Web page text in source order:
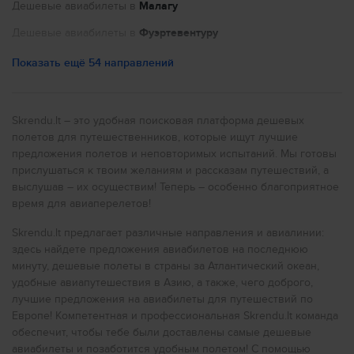
составляет 17.23млн. человек. Страна занимает площадь
2
, плотность населения на один
квадратный километр составляет 414.9. Прибыв в
нидерландский языке.
В стране находятся следующие аэропорты
(аэропорты Нидерландов):
Schiphol Airport (AMS)
Maastricht (MST)
Eindhoven (EIN)
The Hague (HAG)
Soesterberg (UTC)
Valkenburg (LID)
Air Base (LWR)
Gilze Rijen Ab (GLZ)
Lelystad (LEY)
Twenthe (ENS)
Woensdrecht (BZM)
Woensdrecht Ab (WOE)
Volkel Ab (UDE)
De Kooy (DHR)
Дешевые авиабилеты в Малагу
Фуэртевентуру
Дешевые авиабилеты в Париж
Дешевые авиабилеты в
Дешевые авиабилеты в Нью-Йорк
Дешевые авиабилеты в
Рим
Дешевые авиабилеты в Милан
Дешевые авиабилеты в Лондон
Дешевые авиабилеты в
Ливерпуль
Дешевые авиабилеты в Глазго
Дешевые авиабилеты в Бирмингем
Показать ещё 54 направлений
Skrendu.lt – это удобная поисковая платформа дешевых
полетов для путешественников, которые ищут лучшие
предложения полетов и неповторимых испытаний. Мы готовы
прислушаться к твоим желаниям и рассказам путешествий, а
выслушав – их осуществим! Теперь – особенно благоприятное
время для авиаперелетов!
Skrendu.lt предлагает различные направления и авиалинии:
здесь найдете предложения авиабилетов на последнюю
минуту, дешевые полеты в страны за Атлантический океан,
удобные авиапутешествия в Азию, а также, чего доброго,
лучшие предложения на авиабилеты для путешествий по
Европе! Компетентная и профессиональная Skrendu.lt команда
обеспечит, чтобы тебе были доставлены самые дешевые
авиабилеты и позаботится удобным полетом! С помощью